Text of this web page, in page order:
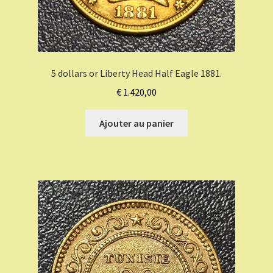
5 dollars or Liberty Head Half Eagle 1881.
€ 1.420,00
Ajouter au panier